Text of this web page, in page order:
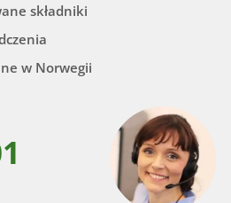
składniki
w Norwegii